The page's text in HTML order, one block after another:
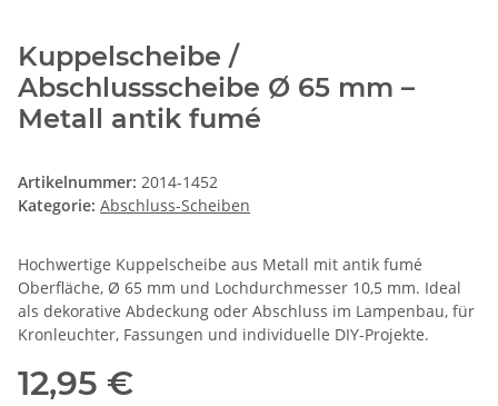
Kuppelscheibe /
Abschlussscheibe Ø 65 mm –
Metall antik fumé
Artikelnummer: 2014-1452
Kategorie: Abschluss-Scheiben
Hochwertige Kuppelscheibe aus Metall mit antik fumé
Oberfläche, Ø 65 mm und Lochdurchmesser 10,5 mm. Ideal
als dekorative Abdeckung oder Abschluss im Lampenbau, für
Kronleuchter, Fassungen und individuelle DIY-Projekte.
12,95 €